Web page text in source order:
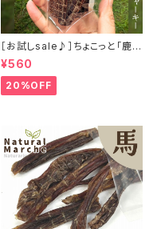
［お試しsale♪］ちょこっと「鹿肉
ジャーキー」ジビエ鹿 おやつ
¥560
20%OFF